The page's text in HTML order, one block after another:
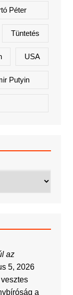
Péter
Tüntetés
USA
Putyin
az
5, 2026
a